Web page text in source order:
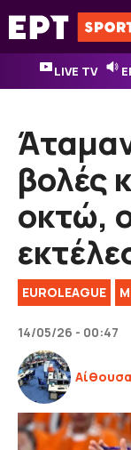
Μετάβαση
σε
περιεχόμενο
LIVE TV
βολές
οκτώ,
EUROLEAGUE
14/05/26 - 00:47